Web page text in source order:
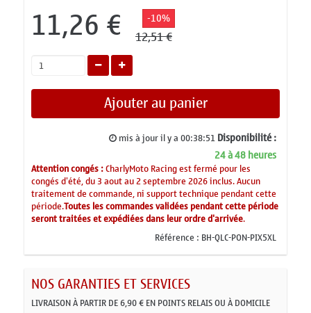
11,26 € -10%
12,51 €
Ajouter au panier
mis à jour il y a00:38:51Disponibilité :
24 à 48 heures
Attention congés :CharlyMoto Racing est fermé pour les
congés d'été, du 3 aout au 2 septembre 2026 inclus. Aucun
traitement de commande, ni support technique pendant cette
période.Toutes les commandes validées pendant cette période
seront traitées et expédiées dans leur ordre d'arrivée.
Référence : BH-QLC-PON-PIX5XL
NOS GARANTIES ET SERVICES
LIVRAISON À PARTIR DE 6,90 € EN POINTS RELAIS OU À DOMICILE